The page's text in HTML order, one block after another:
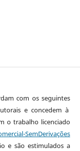
com os seguintes
e concedem à
o trabalho licenciado
SemDerivações
e são estimulados a